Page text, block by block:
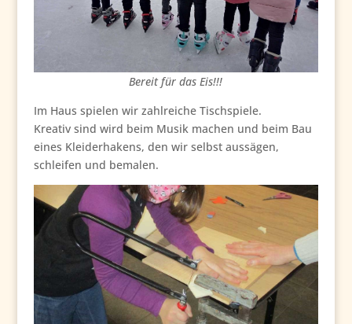
Bereit für das Eis!!!
Im Haus spielen wir zahlreiche Tischspiele.
Kreativ sind wird beim Musik machen und beim Bau
eines Kleiderhakens, den wir selbst aussägen,
schleifen und bemalen.